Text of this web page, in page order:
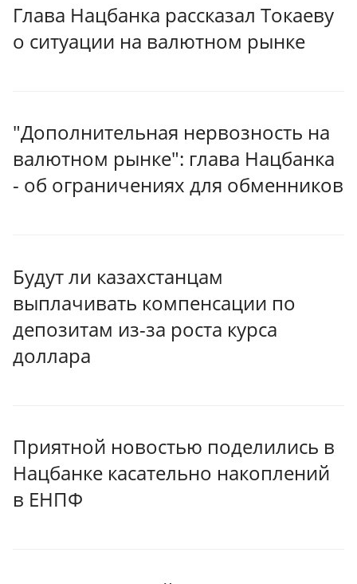
Глава Нацбанка рассказал Токаеву
о ситуации на валютном рынке
"Дополнительная нервозность на
валютном рынке": глава Нацбанка
- об ограничениях для обменников
Будут ли казахстанцам
выплачивать компенсации по
депозитам из-за роста курса
доллара
Приятной новостью поделились в
Нацбанке касательно накоплений
в ЕНПФ